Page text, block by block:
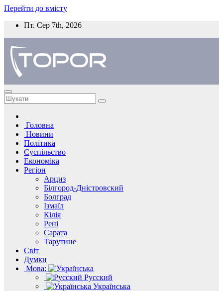
Перейти до вмісту
Пт. Сер 7th, 2026
Головна
Новини
Політика
Суспільство
Економіка
Регіон
Арциз
Білгород-Дністровский
Болград
Ізмаїл
Кілія
Рені
Сарата
Тарутине
Світ
Думки
Мова:
Русский
Українська